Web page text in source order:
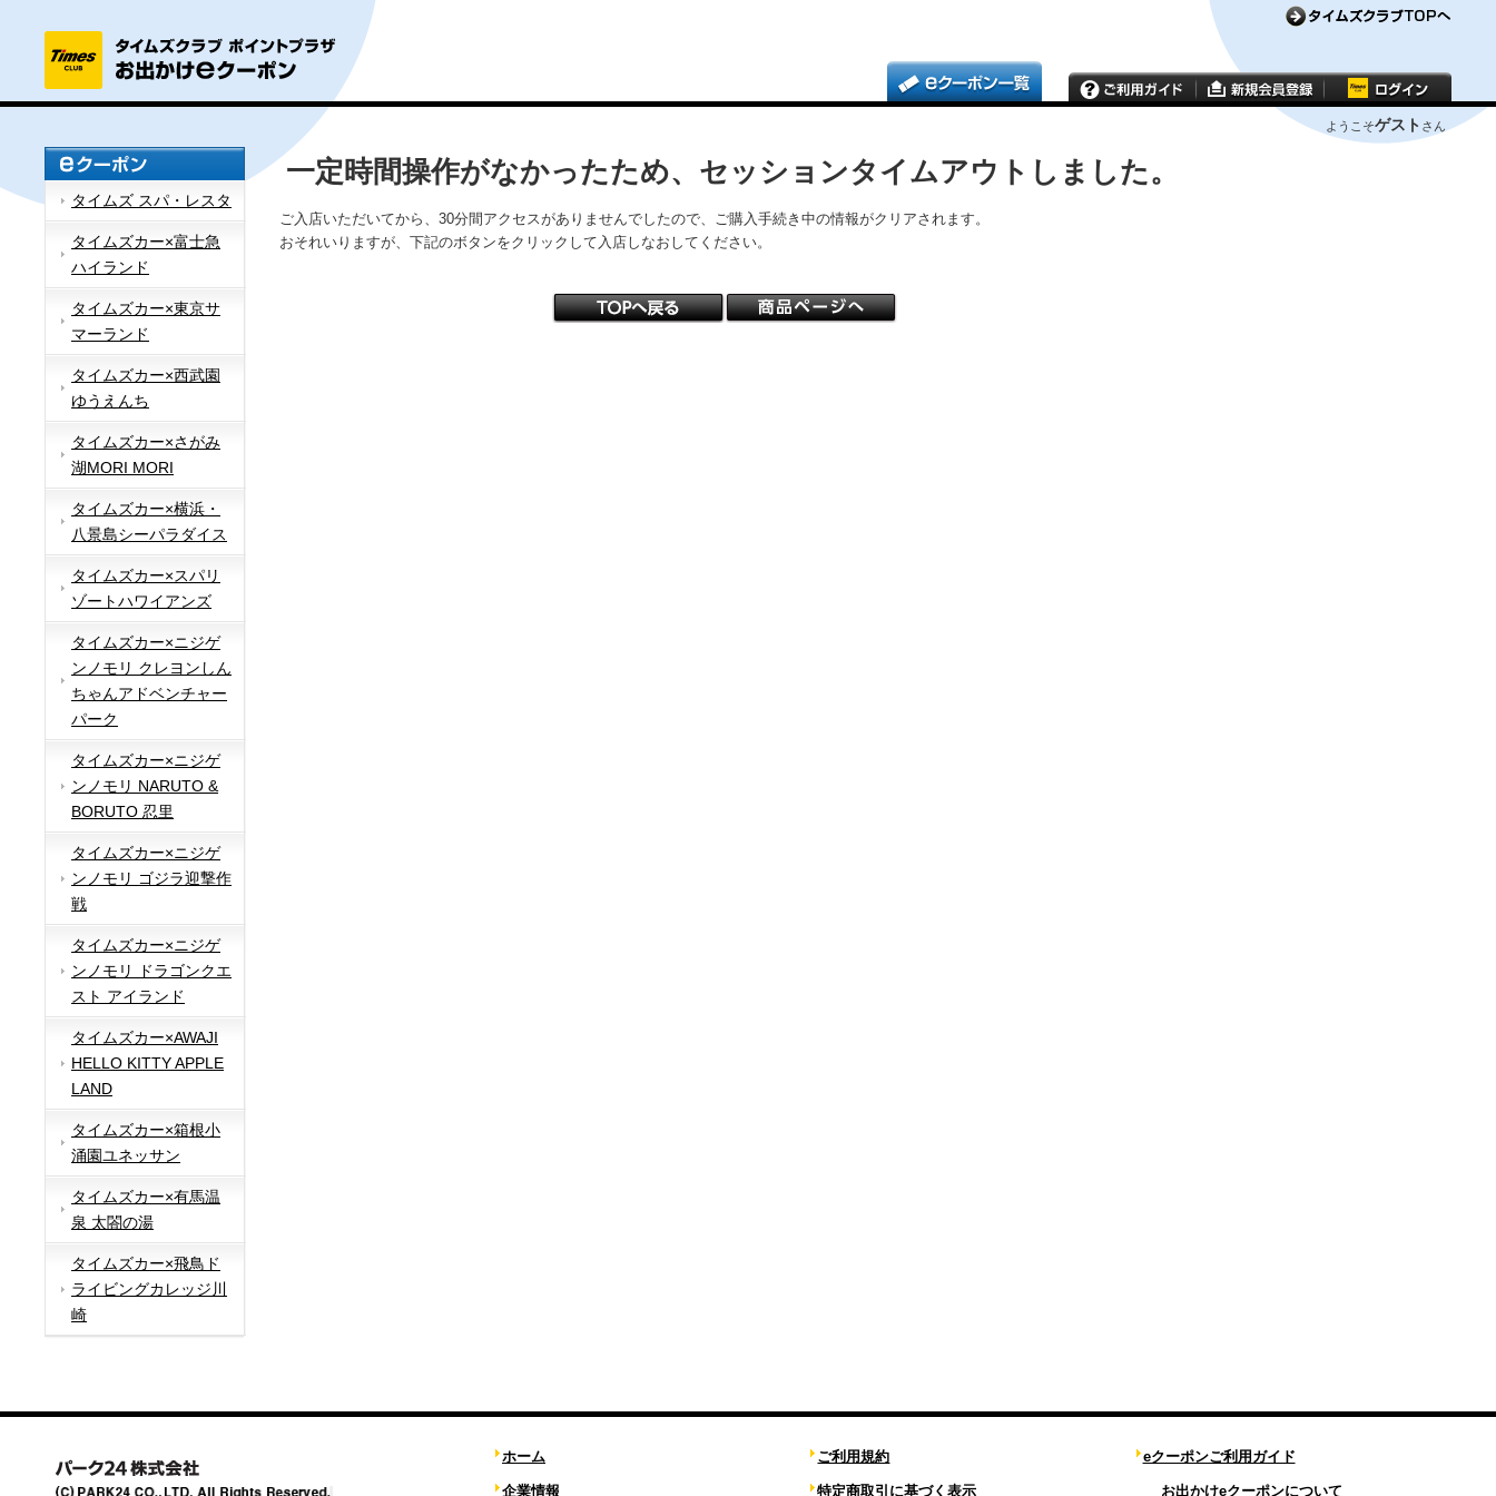
ようこそゲスト さん
タイムズ スパ・レスタ
タイムズカー×富士急
ハイランド
タイムズカー×東京サ
マーランド
タイムズカー×西武園
ゆうえんち
タイムズカー×さがみ
湖MORI MORI
タイムズカー×横浜・
八景島シーパラダイス
タイムズカー×スパリ
ゾートハワイアンズ
タイムズカー×ニジゲ
ンノモリ クレヨンしん
ちゃんアドベンチャー
パーク
タイムズカー×ニジゲ
ンノモリ NARUTO &
BORUTO 忍里
タイムズカー×ニジゲ
ンノモリ ゴジラ迎撃作
戦
タイムズカー×ニジゲ
ンノモリ ドラゴンクエ
スト アイランド
タイムズカー×AWAJI
HELLO KITTY APPLE
LAND
タイムズカー×箱根小
涌園ユネッサン
タイムズカー×有馬温
泉 太閤の湯
タイムズカー×飛鳥ド
ライビングカレッジ川
崎
一定時間操作がなかったため、セッションタイムアウトしました。
ご入店いただいてから、30分間アクセスがありませんでしたので、ご購入手続き中の情報がクリアされます。
おそれいりますが、下記のボタンをクリックして入店しなおしてください。
ホーム
企業情報
ご利用規約
特定商取引に基づく表示
eクーポンご利用ガイド
お出かけeクーポンについて